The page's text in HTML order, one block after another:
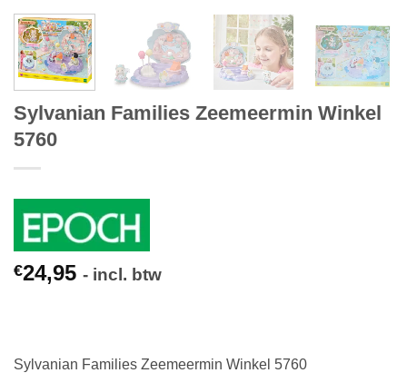
Sylvanian Families Zeemeermin Winkel
5760
€24,95 - incl. btw
Sylvanian Families Zeemeermin Winkel 5760